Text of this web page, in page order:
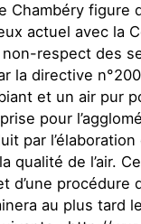
Chambéry figure
actuel avec la
respect des
la directive
et un air pur
pour
par l’élaboration
qualité de l’air.
d’une
au plus tard